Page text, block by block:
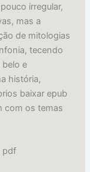
irregular,
mas a
de mitologias
tecendo
e
história,
baixar epub
com os temas
pdf